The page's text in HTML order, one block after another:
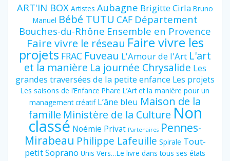
ART'IN BOX Artistes Aubagne Brigitte Cirla Bruno
Manuel Bébé TUTU CAF Département
Bouches-du-Rhône Ensemble en Provence
Faire vivre le réseau Faire vivre les
projets FRAC Fuveau L'Amour de l'Art L'art
et la manière La journée Chrysalide Les
grandes traversées de la petite enfance Les projets
Les saisons de l’Enfance Phare L’Art et la manière pour un
management créatif L’âne bleu Maison de la
famille Ministère de la Culture Non
classé Noémie Privat Partenaires Pennes-
Mirabeau Philippe Lafeuille Spirale Tout-
petit Soprano Unis Vers…Le livre dans tous ses états